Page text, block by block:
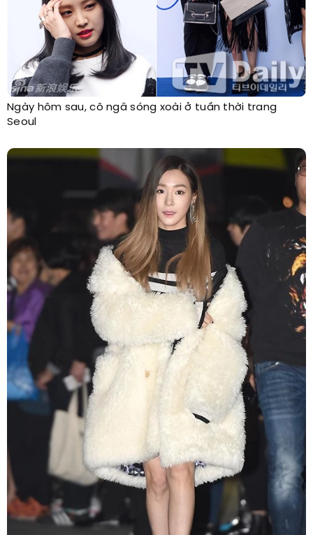
Ngày hôm sau, cô ngã sóng xoài ở tuần thời trang
Seoul